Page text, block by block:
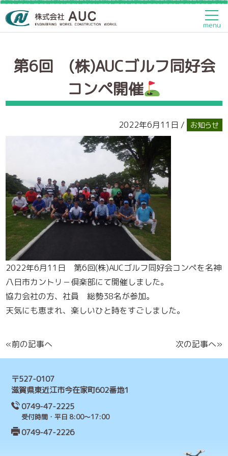
menu
トップページ>お知らせ>第6回 (株)AUCゴルフ同好会コン
ペ開催
第6回 (株)AUCゴルフ同好会
コンペ開催
2022年6月11日 / お知らせ
2022年6月11日 第6回(株)AUCゴルフ同好会コンペを名神
八日市カントリ－倶楽部にて開催しました。
協力会社の方、社員 総勢38名が参加。
天気にも恵まれ、楽しいひと時をすごしました。
«前の記事へ 次の記事へ»
〒527-0107
滋賀県東近江市今在家町602番地1
0749-47-2225
受付時間・平日 8:00～17:00
0749-47-2226